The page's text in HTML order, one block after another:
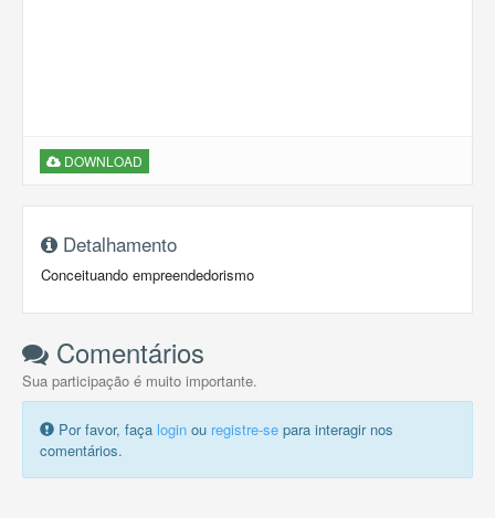
DOWNLOAD
Detalhamento
Conceituando empreendedorismo
Comentários
Sua participação é muito importante.
Por favor, faça login ou registre-se para interagir nos
comentários.